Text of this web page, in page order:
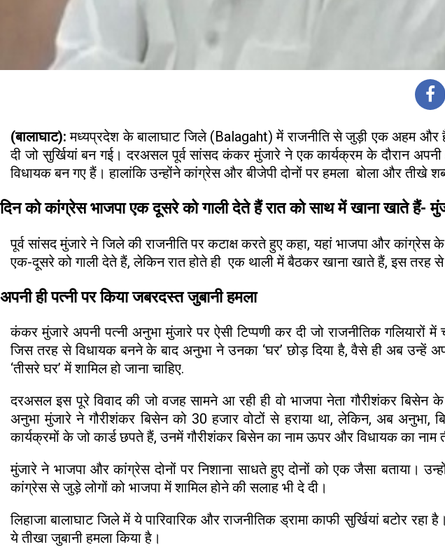
(बालाघाट): मध्यप्रदेश के बालाघाट जिले (Balagaht) में राजनीति से जुड़ी एक अहम और
दी जो सुर्खियां बन गई। दरअसल पूर्व सांसद कंकर मुंजारे ने एक कार्यक्रम के दौरान
विधायक बन गए हैं। हालांकि उन्होंने कांग्रेस और बीजेपी दोनों पर हमला बोला और तीखे
दिन को कांग्रेस भाजपा एक दूसरे को गाली देते हैं रात को साथ में खाना खाते हैं-
पूर्व सांसद मुंजारे ने जिले की राजनीति पर कटाक्ष करते हुए कहा, यहां भाजपा और
एक-दूसरे को गाली देते हैं, लेकिन रात होते ही एक थाली में बैठकर खाना खाते हैं, इस तरह से
अपनी ही पत्नी पर किया जबरदस्त जुबानी हमला
कंकर मुंजारे अपनी पत्नी अनुभा मुंजारे पर ऐसी टिप्पणी कर दी जो राजनीतिक
जिस तरह से विधायक बनने के बाद अनुभा ने उनका ‘घर’ छोड़ दिया है, वैसे ही अब उन्हें
‘तीसरे घर’ में शामिल हो जाना चाहिए.
दरअसल इस पूरे विवाद की जो वजह सामने आ रही ही वो भाजपा नेता गौरीशंकर
अनुभा मुंजारे ने गौरीशंकर बिसेन को 30 हजार वोटों से हराया था, लेकिन, अब अनुभा,
कार्यक्रमों के जो कार्ड छपते हैं, उनमें गौरीशंकर बिसेन का नाम ऊपर और विधायक का नाम
मुंजारे ने भाजपा और कांग्रेस दोनों पर निशाना साधते हुए दोनों को एक जैसा बताया।
कांग्रेस से जुड़े लोगों को भाजपा में शामिल होने की सलाह भी दे दी।
लिहाजा बालाघाट जिले में ये पारिवारिक और राजनीतिक ड्रामा काफी सुर्खियां बटोर
ये तीखा जुबानी हमला किया है।